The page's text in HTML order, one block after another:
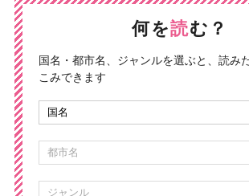
何を読む？
国名・都市名、ジャンルを選ぶと、読み
こみできます